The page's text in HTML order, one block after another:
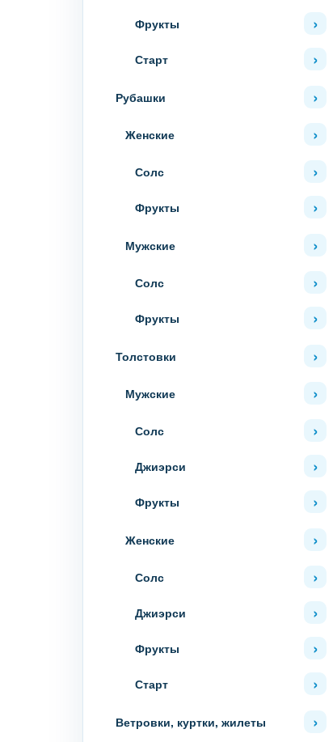
Фрукты
Старт
Рубашки
Женские
Солс
Фрукты
Мужские
Солс
Фрукты
Толстовки
Мужские
Солс
Джиэрси
Фрукты
Женские
Солс
Джиэрси
Фрукты
Старт
Ветровки, куртки, жилеты